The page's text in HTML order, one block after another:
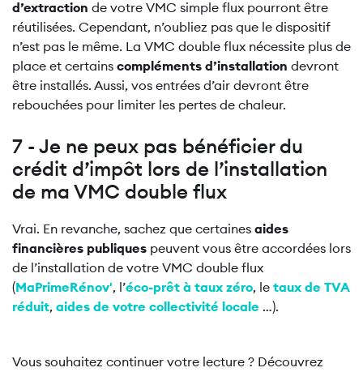
d’extraction de votre VMC simple flux pourront être
réutilisées. Cependant, n’oubliez pas que le dispositif
n’est pas le même. La VMC double flux nécessite plus de
place et certains compléments d’installation devront
être installés. Aussi, vos entrées d’air devront être
rebouchées pour limiter les pertes de chaleur.
7 - Je ne peux pas bénéficier du
crédit d’impôt lors de l’installation
de ma VMC double flux
Vrai. En revanche, sachez que certaines aides
financières publiques peuvent vous être accordées lors
de l’installation de votre VMC double flux
(MaPrimeRénov', l’éco-prêt à taux zéro, le taux de TVA
réduit, aides de votre collectivité locale …).
Vous souhaitez continuer votre lecture ? Découvrez